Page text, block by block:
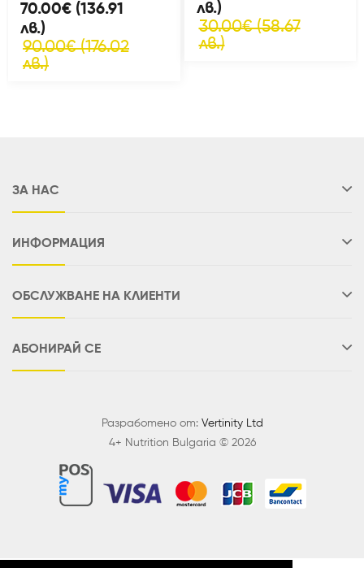
70.00€ (136.91
лв.)
90.00€ (176.02
лв.)
лв.)
30.00€ (58.67
лв.)
ЗА НАС
ИНФОРМАЦИЯ
ОБСЛУЖВАНЕ НА КЛИЕНТИ
АБОНИРАЙ СЕ
Разработено от: Vertinity Ltd
4+ Nutrition Bulgaria © 2026